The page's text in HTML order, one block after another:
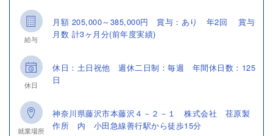
給与
月額 205,000～385,000円 賞与：あり 年2回 賞与
月数 計3ヶ月分(前年度実績)
休日
休日：土日祝他 週休二日制：毎週 年間休日数：125
日
就業場所
神奈川県藤沢市本藤沢４－２－１ 株式会社 荏原製
作所 内 小田急線善行駅から徒歩15分